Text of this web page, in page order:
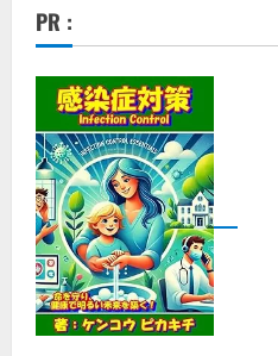
良
口
コ
ミ、
悪
い
口
コ
ミ、
メ
リ
ッ
ト
と
デ
メ
リ
ッ
PR :